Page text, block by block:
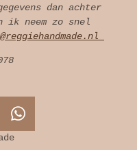
dan achter
ik neem zo snel
W